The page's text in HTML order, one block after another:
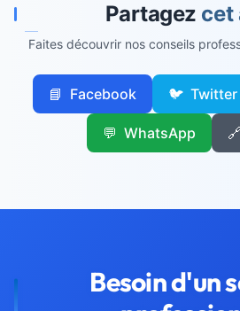
Partagez cet
Faites découvrir nos conseils
📘 Facebook 🐦 Twitter
💬 WhatsApp 🔗
Besoin d'un